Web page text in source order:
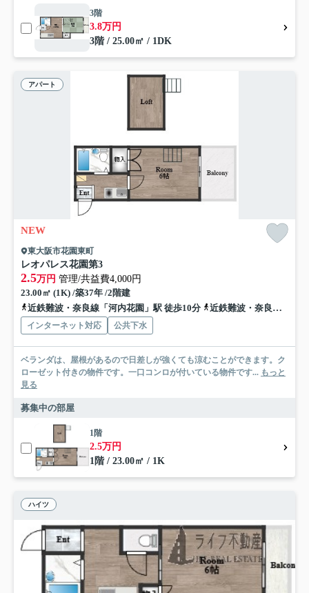
3階
3.8万円
3階 / 25.00㎡ / 1DK
アパート
NEW
東大阪市花園東町
レオパレス花園第3
2.5万円 管理/共益費4,000円
23.00㎡ (1K) /築37年 /2階建
近鉄難波・奈良線「河内花園」駅 徒歩10分
近鉄難波・奈良線「東花園」駅 徒歩14分
インターネット対応 公共下水
ベランダは、屋根があるので日差しが強くても涼むことができます。ク
ローゼット付きの物件です。一口コンロが付いている物件です... もっと
見る
募集中の部屋
1階
2.5万円
1階 / 23.00㎡ / 1K
ハイツ